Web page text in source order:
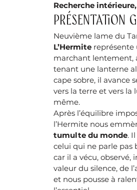
Recherche
Présentation
Neuvième lame du
L’Hermite
marchant lentement,
tenant une lanterne
cape sobre, il avance
vers la terre et vers la
même.
Après l’équilibre
l’Hermite nous
tumulte du monde.
celui qui ne parle pas
car il a vécu, observé,
valeur du silence, de
et nous pousse à